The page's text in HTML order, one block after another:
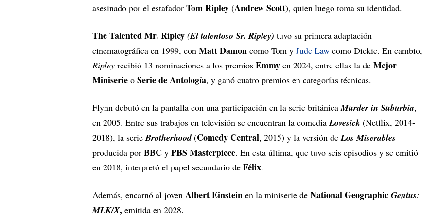
asesinado por el estafador Tom Ripley (Andrew Scott), quien luego toma su identidad.
The Talented Mr. Ripley (El talentoso Sr. Ripley) tuvo su primera adaptación
cinematográfica en 1999, con Matt Damon como Tom y Jude Law como Dickie. En cambio,
Ripley recibió 13 nominaciones a los premios Emmy en 2024, entre ellas la de Mejor
Miniserie o Serie de Antología, y ganó cuatro premios en categorías técnicas.
Flynn debutó en la pantalla con una participación en la serie británicaMurder in Suburbia,
en 2005. Entre sus trabajos en televisión se encuentran la comediaLovesick (Netflix, 2014-
2018), la serieBrotherhood(Comedy Central, 2015) y la versión de Los Miserables
producida por BBC y PBS Masterpiece. En esta última, que tuvo seis episodios y se emitió
en 2018, interpretó el papel secundario de Félix.
Además, encarnó al joven Albert Einstein en la miniserie de National Geographic Genius:
MLK/X, emitida en 2028.